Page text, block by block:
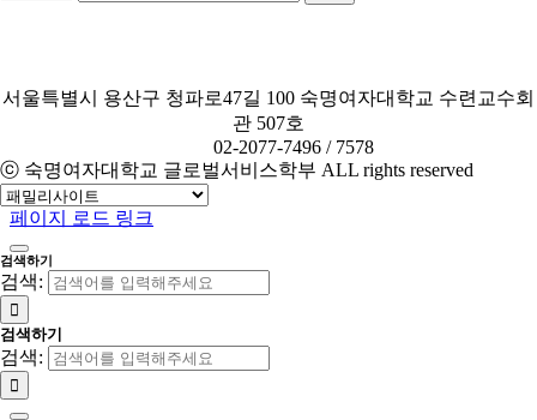
서울특별시 용산구 청파로47길 100 숙명여자대학교 수련교수회
관 507호
02-2077-7496 / 7578
ⓒ 숙명여자대학교 글로벌서비스학부 ALL rights reserved
페이지 로드 링크
검색하기
검색:
검색하기
검색: